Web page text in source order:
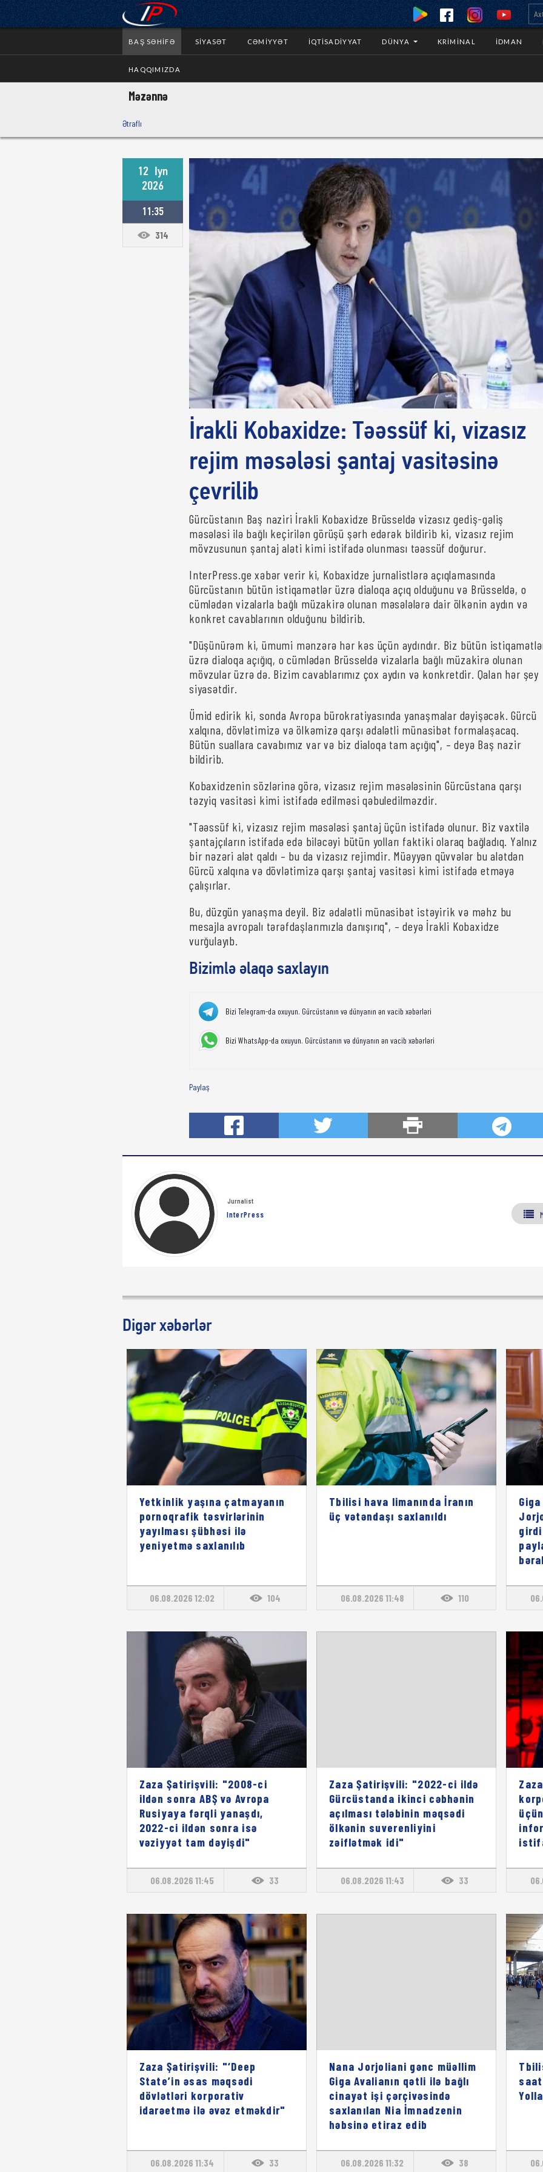
BAŞ SƏHIFƏ SIYASƏT CƏMIYYƏT İQTISADIYYAT DÜNYA KRIMINAL İDMAN
HAQQIMIZDA
Məzənnə
Ətraflı
12 Iyn
2026
11:35
314
İrakli Kobaxidze: Təəssüf ki, vizasız
rejim məsələsi şantaj vasitəsinə
çevrilib
Gürcüstanın Baş naziri İrakli Kobaxidze Brüsseldə vizasız gediş-gəliş
məsələsi ilə bağlı keçirilən görüşü şərh edərək bildirib ki, vizasız rejim
mövzusunun şantaj aləti kimi istifadə olunması təəssüf doğurur.
InterPress.ge xəbər verir ki, Kobaxidze jurnalistlərə açıqlamasında
Gürcüstanın bütün istiqamətlər üzrə dialoqa açıq olduğunu və Brüsseldə, o
cümlədən vizalarla bağlı müzakirə olunan məsələlərə dair ölkənin aydın və
konkret cavablarının olduğunu bildirib.
"Düşünürəm ki, ümumi mənzərə hər kəs üçün aydındır. Biz bütün
üzrə dialoqa açığıq, o cümlədən Brüsseldə vizalarla bağlı müzakirə olunan
mövzular üzrə də. Bizim cavablarımız çox aydın və konkretdir. Qalan hər şey
siyasətdir.
Ümid edirik ki, sonda Avropa bürokratiyasında yanaşmalar dəyişəcək. Gürcü
xalqına, dövlətimizə və ölkəmizə qarşı ədalətli münasibət formalaşacaq.
Bütün suallara cavabımız var və biz dialoqa tam açığıq", – deyə Baş nazir
bildirib.
Kobaxidzenin sözlərinə görə, vizasız rejim məsələsinin Gürcüstana qarşı
təzyiq vasitəsi kimi istifadə edilməsi qəbuledilməzdir.
"Təəssüf ki, vizasız rejim məsələsi şantaj üçün istifadə olunur. Biz vaxtilə
şantajçıların istifadə edə biləcəyi bütün yolları faktiki olaraq bağladıq. Yalnız
bir nəzəri alət qaldı – bu da vizasız rejimdir. Müəyyən qüvvələr bu alətdən
Gürcü xalqına və dövlətimizə qarşı şantaj vasitəsi kimi istifadə etməyə
çalışırlar.
Bu, düzgün yanaşma deyil. Biz ədalətli münasibət istəyirik və məhz bu
mesajla avropalı tərəfdaşlarımızla danışırıq", – deyə İrakli Kobaxidze
vurğulayıb.
Bizimlə əlaqə saxlayın
Bizi Telegram-da oxuyun. Gürcüstanın və dünyanın ən vacib xəbərləri
Bizi WhatsApp-da oxuyun. Gürcüstanın və dünyanın ən vacib xəbərləri
Paylaş
Jurnalist
InterPress
Digər xəbərlər
Yetkinlik yaşına çatmayanın
pornoqrafik təsvirlərinin
yayılması şübhəsi ilə
yeniyetmə saxlanılıb
06.08.2026 12:02 104
Tbilisi hava limanında İranın
üç vətəndaşı saxlanıldı
06.08.2026 11:48 110
Zaza Şatirişvili: "2008-ci
ildən sonra ABŞ və Avropa
Rusiyaya fərqli yanaşdı,
2022-ci ildən sonra isə
vəziyyət tam dəyişdi"
06.08.2026 11:45 33
Zaza Şatirişvili: "2022-ci ildə
Gürcüstanda ikinci cəbhənin
açılması tələbinin məqsədi
ölkənin suverenliyini
zəiflətmək idi"
06.08.2026 11:43 33
Zaza Şatirişvili: "‘Deep
State’in əsas məqsədi
dövlətləri korporativ
idarəetmə ilə əvəz etməkdir"
06.08.2026 11:34 33
Nana Jorjoliani gənc müəllim
Giga Avalianın qətli ilə bağlı
cinayət işi çərçivəsində
saxlanılan Nia İmnadzenin
həbsinə etiraz edib
06.08.2026 11:32 38